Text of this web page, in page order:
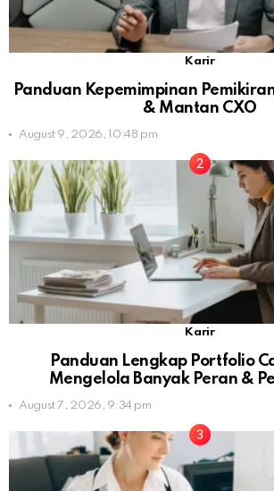
Karir
Panduan Kepemimpinan
& Mantan CXO
August 9, 2026, 10:48 pm
Karir
Panduan Lengkap Portfolio
Mengelola Banyak Peran &
August 7, 2026, 9:34 pm